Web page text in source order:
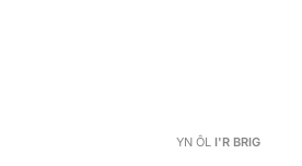
YN ÔL I'R BRIG